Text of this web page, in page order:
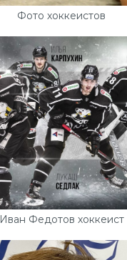
Фото хоккеистов
Иван Федотов хоккеист